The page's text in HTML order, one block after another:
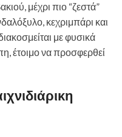
μέχρι πιο “ζεστά”
κεχριμπάρι και
με φυσικά
έτοιμο να προσφερθεί